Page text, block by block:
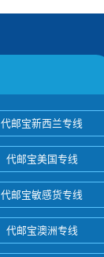
代邮宝新西兰专线
代邮宝美国专线
代邮宝敏感货专线
代邮宝澳洲专线